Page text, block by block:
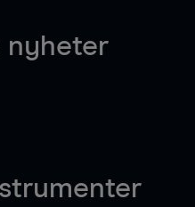
nyheter